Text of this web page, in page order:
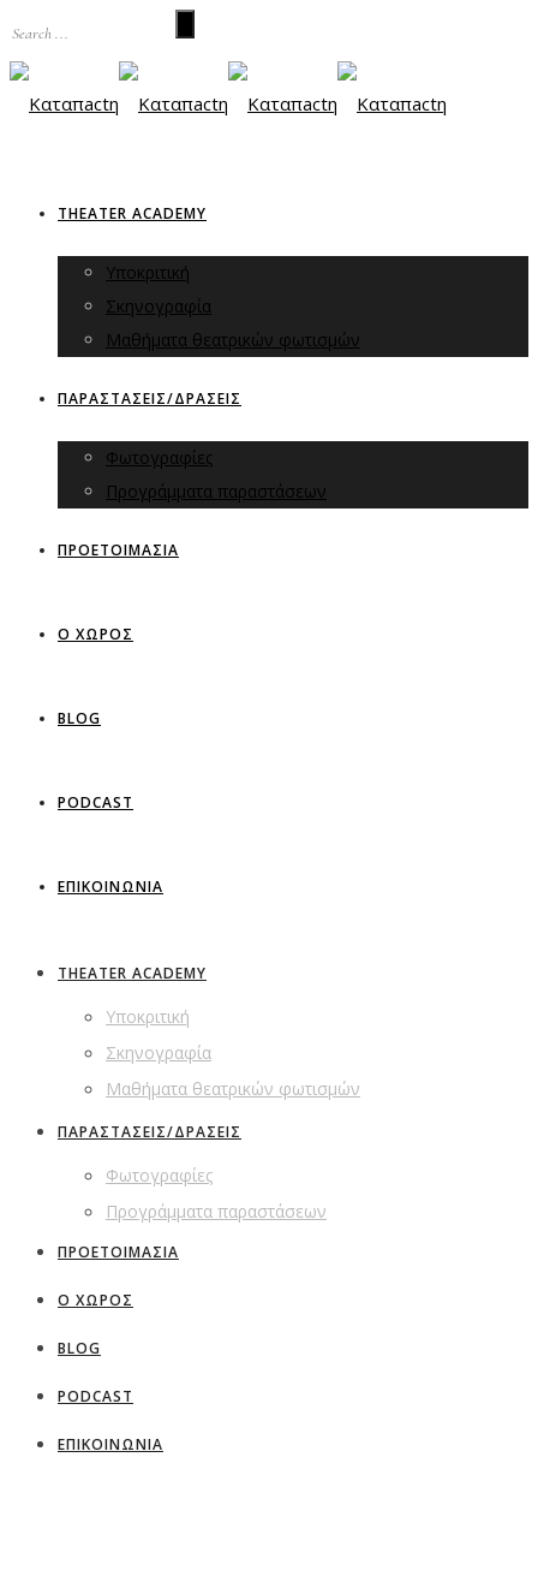
THEATER ACADEMY
Υποκριτική
Σκηνογραφία
Μαθήματα θεατρικών φωτισμών
ΠΑΡΑΣΤΑΣΕΙΣ/ΔΡΑΣΕΙΣ
Φωτογραφίες
Προγράμματα παραστάσεων
ΠΡΟΕΤΟΙΜΑΣΙΑ
Ο ΧΩΡΟΣ
BLOG
PODCAST
ΕΠΙΚΟΙΝΩΝΙΑ
THEATER ACADEMY
Υποκριτική
Σκηνογραφία
Μαθήματα θεατρικών φωτισμών
ΠΑΡΑΣΤΑΣΕΙΣ/ΔΡΑΣΕΙΣ
Φωτογραφίες
Προγράμματα παραστάσεων
ΠΡΟΕΤΟΙΜΑΣΙΑ
Ο ΧΩΡΟΣ
BLOG
PODCAST
ΕΠΙΚΟΙΝΩΝΙΑ